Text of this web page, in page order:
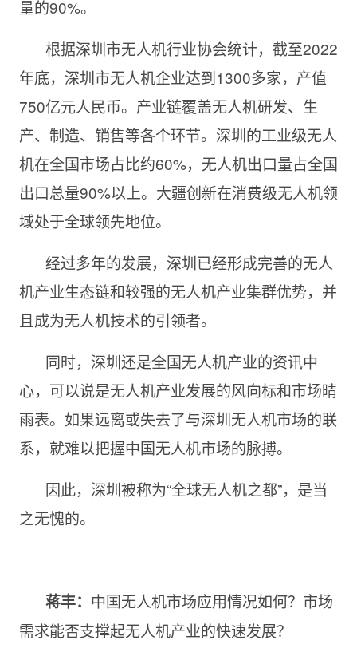
量的90%。
根据深圳市无人机行业协会统计，截至2022
年底，深圳市无人机企业达到1300多家，产值
750亿元人民币。产业链覆盖无人机研发、生
产、制造、销售等各个环节。深圳的工业级无人
机在全国市场占比约60%，无人机出口量占全国
出口总量90%以上。大疆创新在消费级无人机领
域处于全球领先地位。
经过多年的发展，深圳已经形成完善的无人
机产业生态链和较强的无人机产业集群优势，并
且成为无人机技术的引领者。
同时，深圳还是全国无人机产业的资讯中
心，可以说是无人机产业发展的风向标和市场晴
雨表。如果远离或失去了与深圳无人机市场的联
系，就难以把握中国无人机市场的脉搏。
因此，深圳被称为“全球无人机之都”，是当
之无愧的。
蒋丰： 中国无人机市场应用情况如何？市场
需求能否支撑起无人机产业的快速发展？